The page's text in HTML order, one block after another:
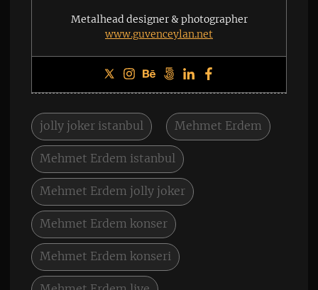
Metalhead designer & photographer
www.guvenceylan.net
jolly joker istanbul Mehmet Erdem
Mehmet Erdem istanbul
Mehmet Erdem jolly joker
Mehmet Erdem konser
Mehmet Erdem konseri